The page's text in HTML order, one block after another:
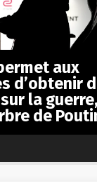
aux
d’obtenir
la
de